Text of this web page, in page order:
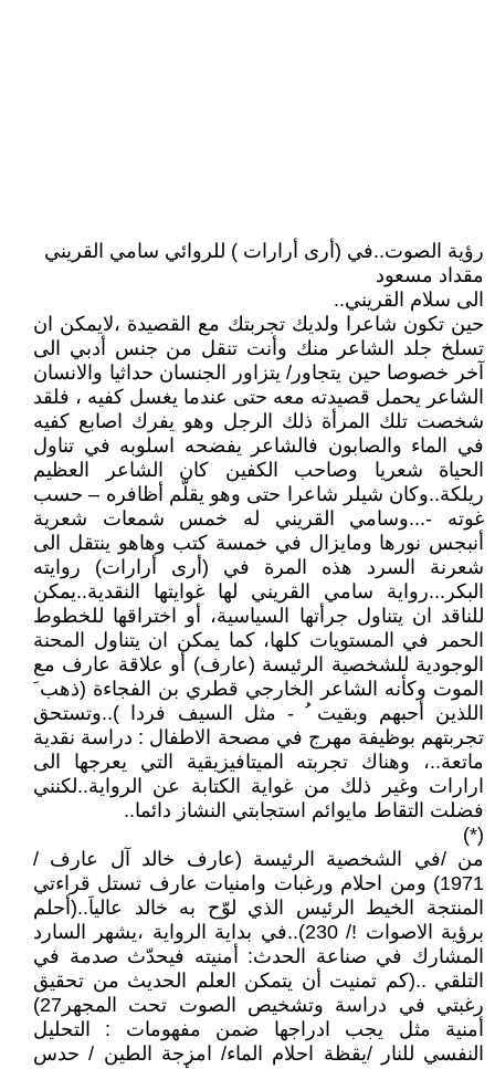
رؤية الصوت..في (أرى أرارات ) للروائي سامي القريني
مقداد مسعود
الى سلام القريني..
حين تكون شاعرا ولديك تجربتك مع القصيدة ،لايمكن ان
تسلخ جلد الشاعر منك وأنت تنقل من جنس أدبي الى
آخر خصوصا حين يتجاور/ يتزاور الجنسان حداثيا والانسان
الشاعر يحمل قصيدته معه حتى عندما يغسل كفيه ، فلقد
شخصت تلك المرأة ذلك الرجل وهو يفرك اصابع كفيه
في الماء والصابون فالشاعر يفضحه اسلوبه في تناول
الحياة شعريا وصاحب الكفين كان الشاعر العظيم
ريلكة..وكان شيلر شاعرا حتى وهو يقلّم أظافره – حسب
غوته -...وسامي القريني له خمس شمعات شعرية
أنبجس نورها ومايزال في خمسة كتب وهاهو ينتقل الى
شعرنة السرد هذه المرة في (أرى أرارات) روايته
البكر...رواية سامي القريني لها غوايتها النقدية..يمكن
للناقد ان يتناول جرأتها السياسية، أو اختراقها للخطوط
الحمر في المستويات كلها، كما يمكن ان يتناول المحنة
الوجودية للشخصية الرئيسة (عارف) أو علاقة عارف مع
الموت وكأنه الشاعر الخارجي قطري بن الفجاءة (ذهب َ
اللذين أحبهم وبقيت ُ - مثل السيف فردا )..وتستحق
تجربتهم بوظيفة مهرج في مصحة الاطفال : دراسة نقدية
ماتعة..، وهناك تجربته الميتافيزيقية التي يعرجها الى
ارارات وغير ذلك من غواية الكتابة عن الرواية..لكنني
فضلت التقاط مايوائم استجابتي النشاز دائما..
(*)
من /في الشخصية الرئيسة (عارف خالد آل عارف /
1971) ومن احلام ورغبات وامنيات عارف تستل قراءتي
المنتجة الخيط الرئيس الذي لوّح به خالد عالياَ..(أحلم
برؤية الاصوات !/ 230)..في بداية الرواية ،يشهر السارد
المشارك في صناعة الحدث: أمنيته فيحدّث صدمة في
التلقي ..(كم تمنيت أن يتمكن العلم الحديث من تحقيق
رغبتي في دراسة وتشخيص الصوت تحت المجهر27)
أمنية مثل يجب ادراجها ضمن مفهومات : التحليل
النفسي للنار /يقظة احلام الماء/ امزجة الطين / حدس